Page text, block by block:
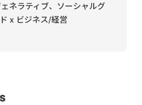
ネラティブ、ソーシャルグ
x ビジネス/経営